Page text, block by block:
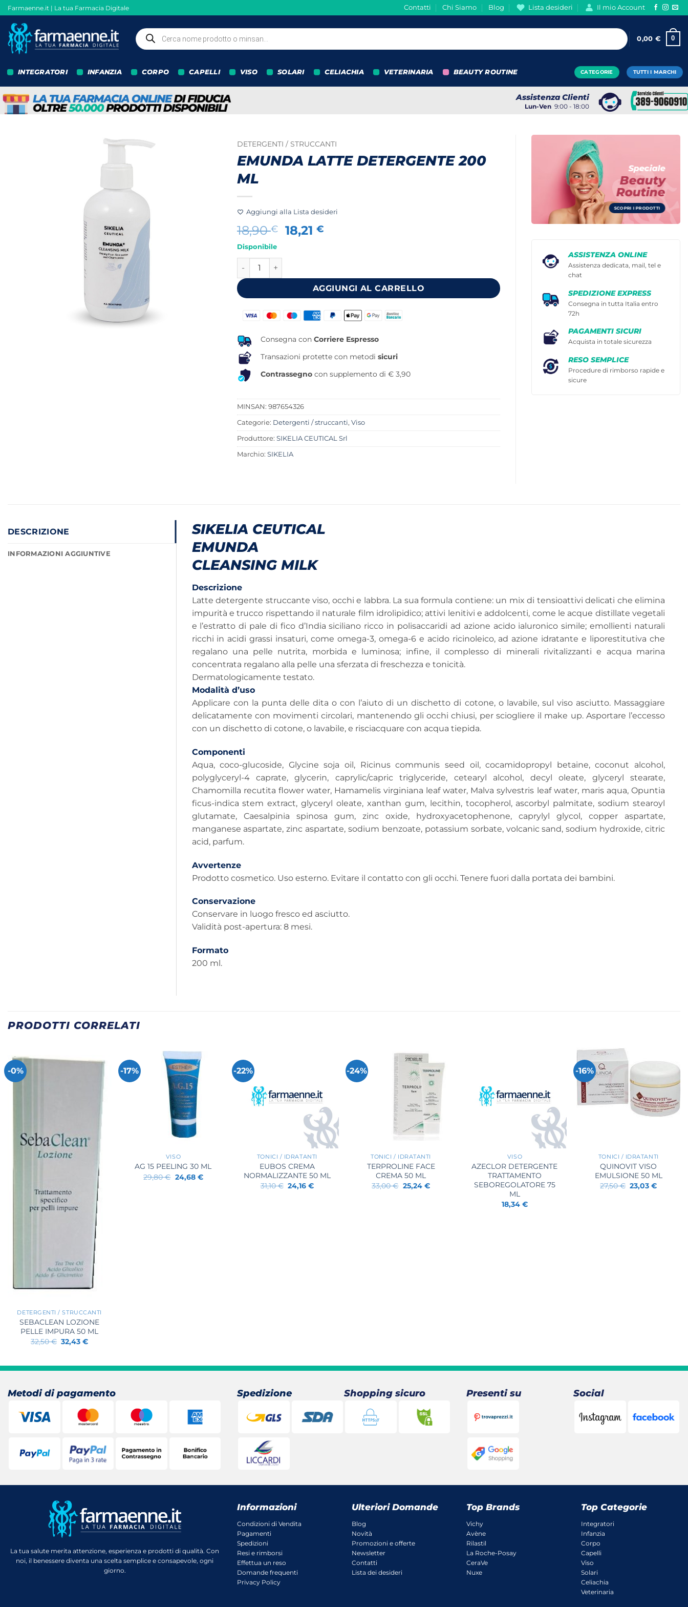
Salta
ai
contenuti
Farmaenne.it | La tua Farmacia Digitale Contatti Chi Siamo Blog Lista desideri Il mio Account
Ricerca
prodotti
0,00 € 0
INTEGRATORI INFANZIA CORPO CAPELLI VISO SOLARI CELIACHIA VETERINARIA BEAUTY ROUTINE CATEGORIE TUTTI I MARCHI
Assistenza Clienti
Lun-Ven 9:00 - 18:00
DETERGENTI / STRUCCANTI
EMUNDA LATTE DETERGENTE 200
ML
Aggiungi alla Lista desideri
18,90€
Il
18,90 €.
18,21€
18,21 €.
Disponibile
EMUNDA LATTE DETERGENTE 200 ML quantità
AGGIUNGI AL CARRELLO
Consegna con Corriere Espresso
Transazioni protette con metodi sicuri
Contrassegno con supplemento di € 3,90
MINSAN: 987654326
Categorie: Detergenti / struccanti, Viso
Produttore: SIKELIA CEUTICAL Srl
Marchio: SIKELIA
Speciale
Beauty
Routine
SCOPRI I PRODOTTI
ASSISTENZA ONLINE
Assistenza dedicata, mail, tel e
chat
SPEDIZIONE EXPRESS
Consegna in tutta Italia entro
72h
PAGAMENTI SICURI
Acquista in totale sicurezza
RESO SEMPLICE
Procedure di rimborso rapide e
sicure
DESCRIZIONE
INFORMAZIONI AGGIUNTIVE
SIKELIA CEUTICAL
EMUNDA
CLEANSING MILK
Descrizione
Latte detergente struccante viso, occhi e labbra. La sua formula contiene: un mix di tensioattivi delicati che elimina
impurità e trucco rispettando il naturale film idrolipidico; attivi lenitivi e addolcenti, come le acque distillate vegetali
e l’estratto di pale di fico d’India siciliano ricco in polisaccaridi ad azione acido ialuronico simile; emollienti naturali
ricchi in acidi grassi insaturi, come omega-3, omega-6 e acido ricinoleico, ad azione idratante e liporestitutiva che
regalano una pelle nutrita, morbida e luminosa; infine, il complesso di minerali rivitalizzanti e acqua marina
concentrata regalano alla pelle una sferzata di freschezza e tonicità.
Dermatologicamente testato.
Modalità d’uso
Applicare con la punta delle dita o con l’aiuto di un dischetto di cotone, o lavabile, sul viso asciutto. Massaggiare
delicatamente con movimenti circolari, mantenendo gli occhi chiusi, per sciogliere il make up. Asportare l’eccesso
con un dischetto di cotone, o lavabile, e risciacquare con acqua tiepida.
Componenti
Aqua, coco-glucoside, Glycine soja oil, Ricinus communis seed oil, cocamidopropyl betaine, coconut alcohol,
polyglyceryl-4 caprate, glycerin, caprylic/capric triglyceride, cetearyl alcohol, decyl oleate, glyceryl stearate,
Chamomilla recutita flower water, Hamamelis virginiana leaf water, Malva sylvestris leaf water, maris aqua, Opuntia
ficus-indica stem extract, glyceryl oleate, xanthan gum, lecithin, tocopherol, ascorbyl palmitate, sodium stearoyl
glutamate, Caesalpinia spinosa gum, zinc oxide, hydroxyacetophenone, caprylyl glycol, copper aspartate,
manganese aspartate, zinc aspartate, sodium benzoate, potassium sorbate, volcanic sand, sodium hydroxide, citric
acid, parfum.
Avvertenze
Prodotto cosmetico. Uso esterno. Evitare il contatto con gli occhi. Tenere fuori dalla portata dei bambini.
Conservazione
Conservare in luogo fresco ed asciutto.
Validità post-apertura: 8 mesi.
Formato
200 ml.
PRODOTTI CORRELATI
-0%
DETERGENTI / STRUCCANTI
SEBACLEAN LOZIONE
PELLE IMPURA 50 ML
32,50€ Il
prezzo
32,50 €.
32,43€Il
32,43 €.
-17%
VISO
AG 15 PEELING 30 ML
29,80€ Il
prezzo
24,68 €Il
-22%
TONICI / IDRATANTI
EUBOS CREMA
NORMALIZZANTE 50 ML
31,10€ Il
prezzo
24,16 €Il
-24%
TONICI / IDRATANTI
TERPROLINE FACE
CREMA 50 ML
33,00€ Il
prezzo
25,24 €Il
VISO
AZECLOR DETERGENTE
TRATTAMENTO
SEBOREGOLATORE 75
ML
18,34 €
-16%
TONICI / IDRATANTI
QUINOVIT VISO
EMULSIONE 50 ML
27,50€ Il
prezzo
23,03€Il
Metodi di pagamento Spedizione Shopping sicuro Presenti su Social
La tua salute merita attenzione, esperienza e prodotti di qualità. Con
noi, il benessere diventa una scelta semplice e consapevole, ogni
giorno.
Informazioni
Condizioni di Vendita
Pagamenti
Spedizioni
Resi e rimborsi
Effettua un reso
Domande frequenti
Privacy Policy
Ulteriori Domande
Blog
Novità
Promozioni e offerte
Newsletter
Contatti
Lista dei desideri
Top Brands
Vichy
Avène
Rilastil
La Roche-Posay
CeraVe
Nuxe
Top Categorie
Integratori
Infanzia
Corpo
Capelli
Viso
Solari
Celiachia
Veterinaria